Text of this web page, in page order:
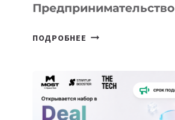
Предпринимательство
ПОДРОБНЕЕ ОТ
АЛМАТЫ:
КАК
AI